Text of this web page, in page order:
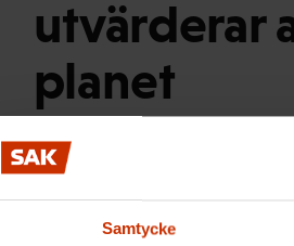
Samtycke
utvärderar
planet
Undersökningen Måttstock
arbetslivsbarometer. Med